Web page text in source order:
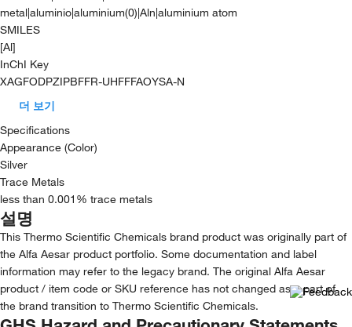
metal|aluminio|aluminium(0)|Aln|aluminium atom
SMILES
[Al]
InChI Key
XAGFODPZIPBFFR-UHFFFAOYSA-N
더 보기
Specifications
Appearance (Color)
Silver
Trace Metals
less than 0.001% trace metals
설명
This Thermo Scientific Chemicals brand product was originally part of
the Alfa Aesar product portfolio. Some documentation and label
information may refer to the legacy brand. The original Alfa Aesar
product / item code or SKU reference has not changed as a part of
the brand transition to Thermo Scientific Chemicals.